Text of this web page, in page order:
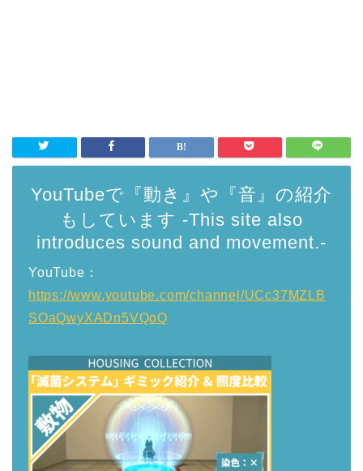
YouTubeで『動き』や『音』の紹介
もしています -This site also
introduces sound and movement.-
YouTube：
https://www.youtube.com/channel/UCc37MZLB
SOaQwyXADn5VQoQ